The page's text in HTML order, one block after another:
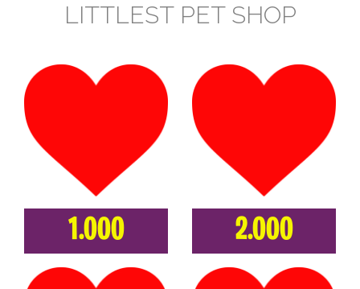
LITTLEST PET SHOP
1.000 2.000